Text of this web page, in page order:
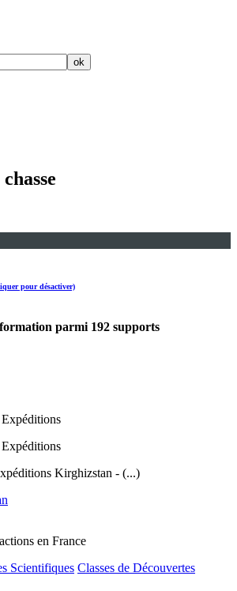
pour désactiver)
parmi 192 supports
Kirghizstan - (...)
en France
Scientifiques Classes de Découvertes